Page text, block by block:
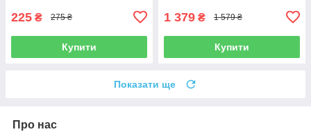
225 ₴ 275 ₴
Купити
1 379 ₴ 1 579 ₴
Купити
Показати ще
Про нас